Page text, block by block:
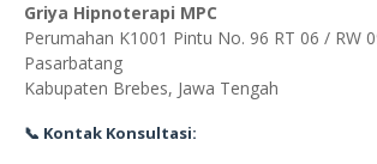
Griya Hipnoterapi MPC
Perumahan K1001 Pintu No. 96 RT 06 / RW
Pasarbatang
Kabupaten Brebes, Jawa Tengah
📞 Kontak Konsultasi: